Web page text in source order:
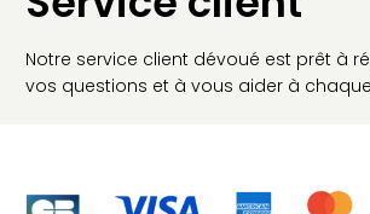
Notre service client dévoué est prêt à
vos questions et à vous aider à